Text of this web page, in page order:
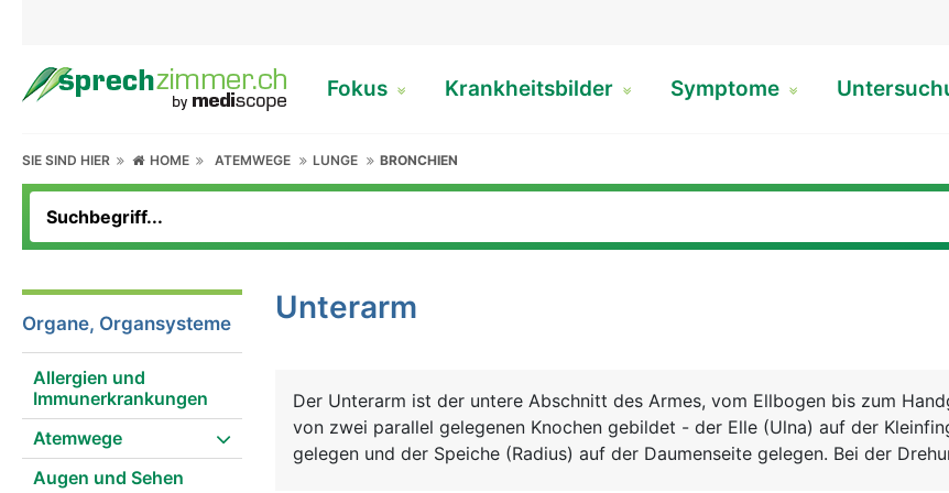
Fokus Krankheitsbilder Symptome
SIE SIND HIER HOME ATEMWEGE LUNGE BRONCHIEN
Organe, Organsysteme
Allergien und
Immunerkrankungen
Atemwege
Augen und Sehen
Unterarm
Der Unterarm ist der untere Abschnitt des Armes, vom Ellbogen bis zum
von zwei parallel gelegenen Knochen gebildet - der Elle (Ulna) auf der
gelegen und der Speiche (Radius) auf der Daumenseite gelegen. Bei der